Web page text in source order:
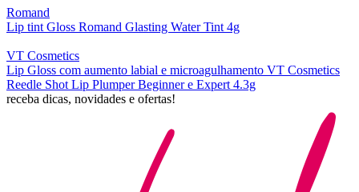
Romand
Lip tint Gloss Romand Glasting Water Tint 4g
VT Cosmetics
Lip Gloss com aumento labial e microagulhamento VT Cosmetics
Reedle Shot Lip Plumper Beginner e Expert 4.3g
receba dicas, novidades e ofertas!